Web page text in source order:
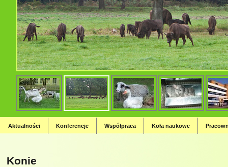
Wydział Hodowli,
Strona Wydziału Hodowli, Bioinżynierii i Ochrony Zwierząt
Aktualności Konferencje Współpraca Koła naukowe
Konie